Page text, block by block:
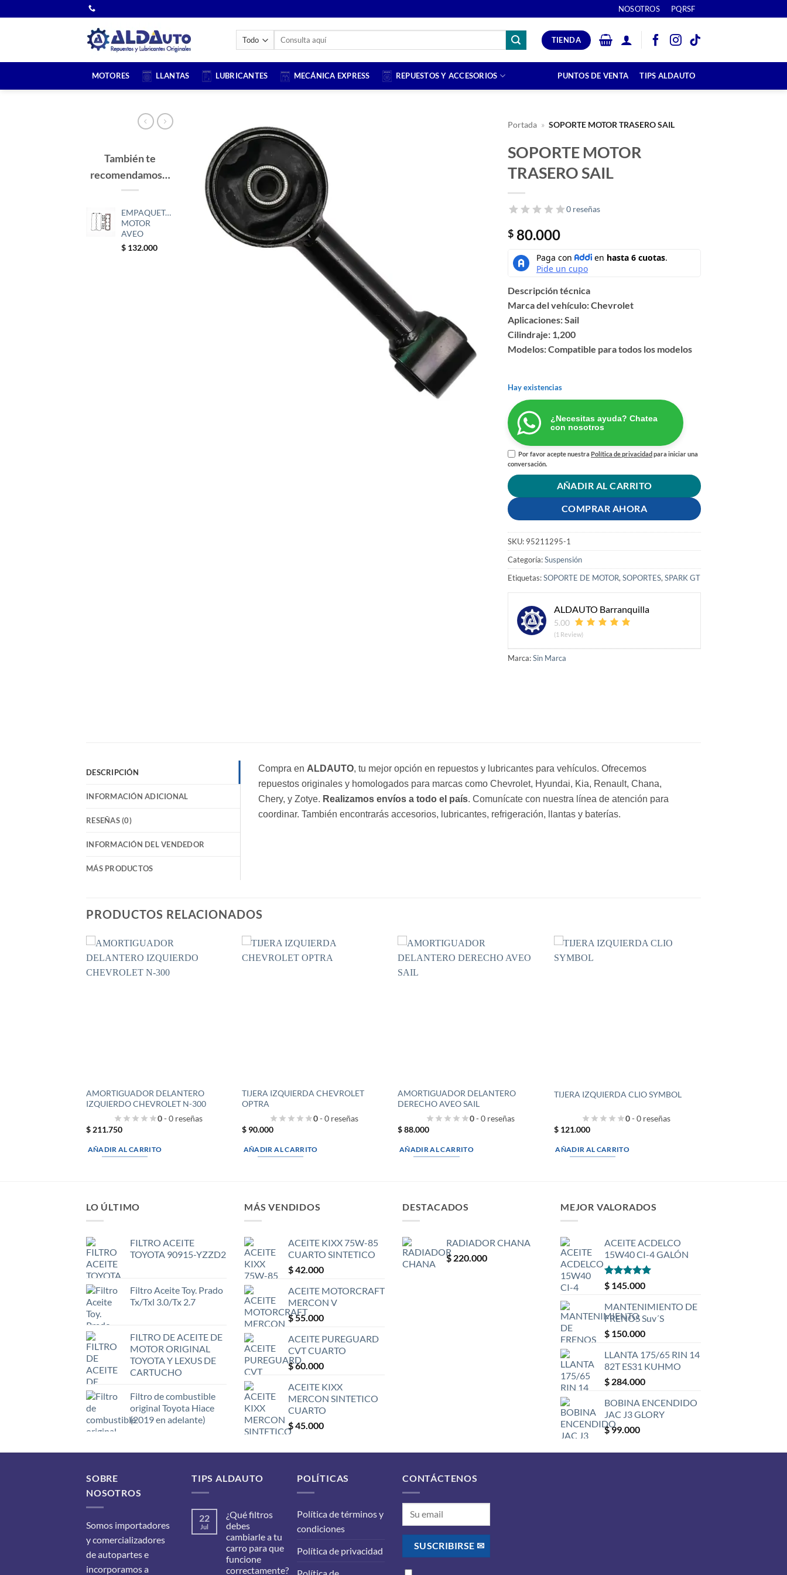
al
NOSOTROS PQRSF
Buscar
TIENDA
MOTORES LLANTAS LUBRICANTES MECÁNICA EXPRESS REPUESTOS Y ACCESORIOS PUNTOS DE VENTA TIPS ALDAUTO
También te
recomendamos…
EMPAQUETADURA
MOTOR
AVEO
$ 132.000
Portada » SOPORTE MOTOR TRASERO SAIL
SOPORTE MOTOR
TRASERO SAIL
0 reseñas
$ 80.000
Descripción técnica
Marca del vehículo: Chevrolet
Aplicaciones: Sail
Cilindraje: 1,200
Modelos: Compatible para todos los modelos
Hay existencias
¿Necesitas ayuda? Chatea
con nosotros
Por favor acepte nuestraPolítica de privacidad para iniciar una
conversación.
AÑADIR AL CARRITO
COMPRAR AHORA
SKU: 95211295-1
Categoría:Suspensión
Etiquetas:SOPORTE DE MOTOR,SOPORTES,SPARK GT
ALDAUTO Barranquilla
5.00
(1 Review)
Marca:Sin Marca
DESCRIPCIÓN
INFORMACIÓN ADICIONAL
RESEÑAS (0)
INFORMACIÓN DEL VENDEDOR
MÁS PRODUCTOS
Compra en ALDAUTO, tu mejor opción en repuestos y lubricantes para vehículos. Ofrecemos
repuestos originales y homologados para marcas como Chevrolet, Hyundai, Kia, Renault, Chana,
Chery, y Zotye. Realizamos envíos a todo el país. Comunícate con nuestra línea de atención para
coordinar. También encontrarás accesorios, lubricantes, refrigeración, llantas y baterías.
PRODUCTOS RELACIONADOS
AMORTIGUADOR DELANTERO
IZQUIERDO CHEVROLET N-300
0- 0 reseñas
$211.750
AÑADIR AL CARRITO
TIJERA IZQUIERDA CHEVROLET
OPTRA
0- 0 reseñas
$ 90.000
AÑADIR AL CARRITO
AMORTIGUADOR DELANTERO
DERECHO AVEO SAIL
0- 0 reseñas
$88.000
AÑADIR AL CARRITO
TIJERA IZQUIERDA CLIO SYMBOL
0- 0 reseñas
$121.000
AÑADIR AL CARRITO
LO ÚLTIMO
FILTRO ACEITE
TOYOTA 90915-YZZD2
Filtro Aceite Toy. Prado
Tx/Txl 3.0/Tx 2.7
FILTRO DE ACEITE DE
MOTOR ORIGINAL
TOYOTA Y LEXUS DE
CARTUCHO
Filtro de combustible
original Toyota Hiace
(2019 en adelante)
MÁS VENDIDOS
ACEITE KIXX 75W-85
CUARTO SINTETICO
$42.000
ACEITE MOTORCRAFT
MERCON V
$55.000
ACEITE PUREGUARD
CVT CUARTO
$60.000
ACEITE KIXX
MERCON SINTETICO
CUARTO
$45.000
DESTACADOS
RADIADOR CHANA
$ 220.000
MEJOR VALORADOS
ACEITE ACDELCO
15W40 CI-4 GALÓN
Valorado
con
$ 145.000
MANTENIMIENTO DE
FRENOS Suv´S
$ 150.000
LLANTA 175/65 RIN 14
82T ES31 KUHMO
$ 284.000
BOBINA ENCENDIDO
JAC J3 GLORY
$99.000
SOBRE
NOSOTROS
Somos importadores
y comercializadores
de autopartes e
incorporamos a
TIPS ALDAUTO
22
Jul
¿Qué filtros
debes
cambiarle a tu
carro para que
funcione
correctamente?
POLÍTICAS
Política de términos y
condiciones
Política de privacidad
CONTÁCTENOS